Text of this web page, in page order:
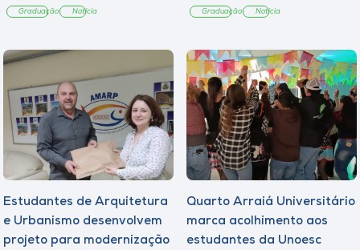
Graduação Notícia Graduação Notícia
Estudantes de Arquitetura
e Urbanismo desenvolvem
projeto para modernização
Quarto Arraiá Universitário
marca acolhimento aos
estudantes da Unoesc